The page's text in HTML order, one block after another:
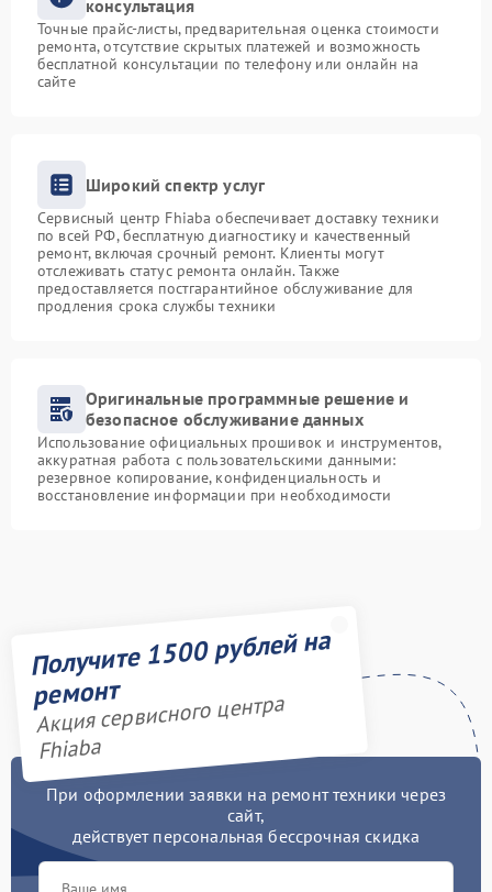
консультация
Точные прайс-листы, предварительная оценка стоимости
ремонта, отсутствие скрытых платежей и возможность
бесплатной консультации по телефону или онлайн на
сайте
Широкий спектр услуг
Сервисный центр Fhiaba обеспечивает доставку техники
по всей РФ, бесплатную диагностику и качественный
ремонт, включая срочный ремонт. Клиенты могут
отслеживать статус ремонта онлайн. Также
предоставляется постгарантийное обслуживание для
продления срока службы техники
Оригинальные программные решение и
безопасное обслуживание данных
Использование официальных прошивок и инструментов,
аккуратная работа с пользовательскими данными:
резервное копирование, конфиденциальность и
восстановление информации при необходимости
Получите 1500 рублей на
ремонт
Акция сервисного центра
Fhiaba
При оформлении заявки на ремонт техники через
сайт,
действует персональная бессрочная скидка